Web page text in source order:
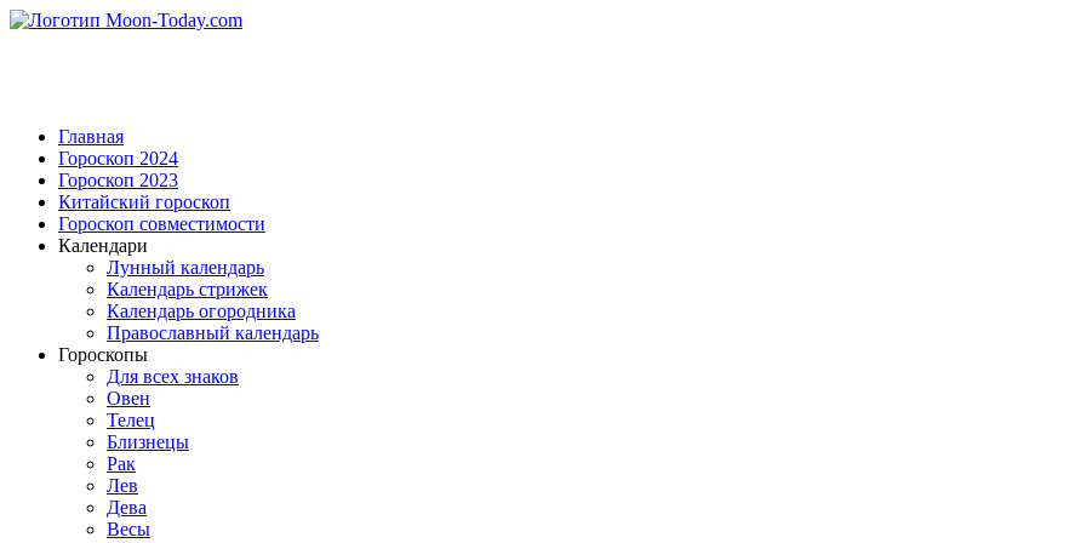
Главная
Гороскоп 2024
Гороскоп 2023
Китайский гороскоп
Гороскоп совместимости
Календари
Лунный календарь
Календарь стрижек
Календарь огородника
Православный календарь
Гороскопы
Для всех знаков
Овен
Телец
Близнецы
Рак
Лев
Дева
Весы